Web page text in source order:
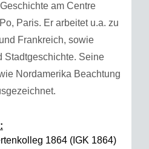
am Centre
Paris. Er arbeitet u.a. zu
Frankreich, sowie
Stadtgeschichte. Seine
Nordamerika Beachtung
1864 (IGK 1864)